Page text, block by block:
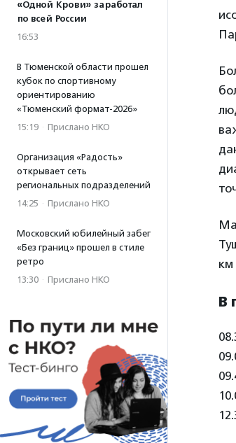
«Одной Крови» заработал
по всей России
16:53
В Тюменской области прошел
кубок по спортивному
ориентированию
«Тюменский формат-2026»
15:19 · Прислано НКО
Организация «Радость»
открывает сеть
региональных подразделений
14:25 · Прислано НКО
Московский юбилейный забег
«Без границ» прошел в стиле
ретро
13:30 · Прислано НКО
км
В